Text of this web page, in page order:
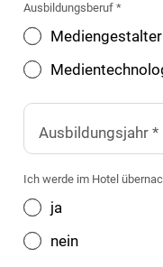
Ausbildungsberuf *
Mediengestalter
Ausbildungsjahr *
Ich werde im Hotel
ja
nein